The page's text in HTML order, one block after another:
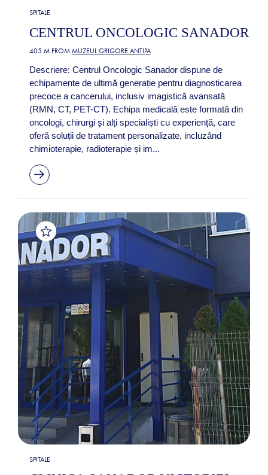
SPITALE
CENTRUL ONCOLOGIC SANADOR
405 M FROM MUZEUL GRIGORE ANTIPA
Descriere: Centrul Oncologic Sanador dispune de
echipamente de ultimă generație pentru diagnosticarea
precoce a cancerului, inclusiv imagistică avansată
(RMN, CT, PET-CT). Echipa medicală este formată din
oncologi, chirurgi și alți specialiști cu experiență, care
oferă soluții de tratament personalizate, incluzând
chimioterapie, radioterapie și im...
SPITALE